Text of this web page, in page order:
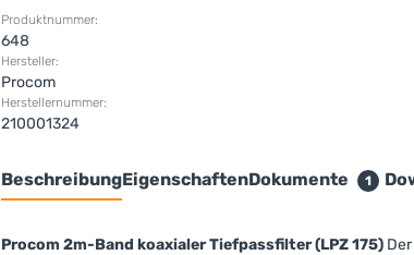
Produktnummer:
648
Hersteller:
Procom
Herstellernummer:
210001324
BeschreibungEigenschaftenDokumente 1
Procom 2m-Band koaxialer Tiefpassfilter (LPZ 175)